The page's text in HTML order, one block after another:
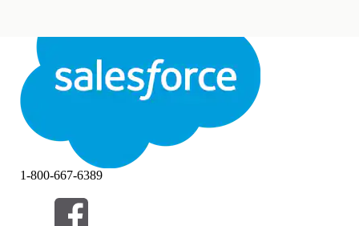
結束
篩選器 (0)
1-800-667-6389